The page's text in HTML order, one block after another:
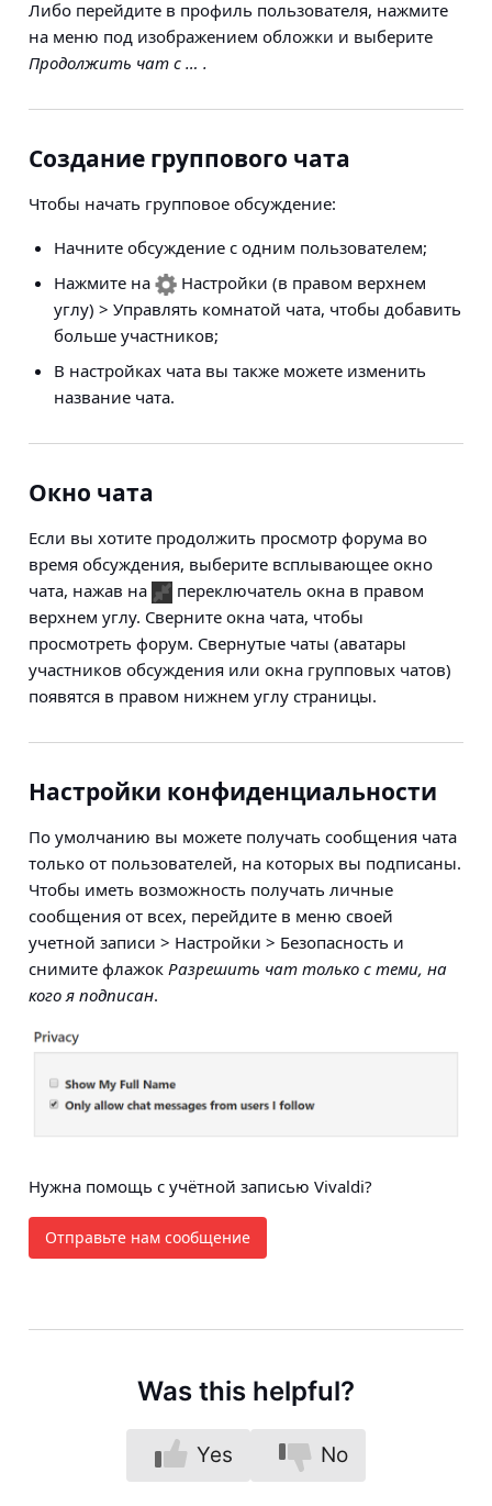
Либо перейдите в профиль пользователя, нажмите
на меню под изображением обложки и выберите
Продолжить чат с … .
Создание группового чата
Чтобы начать групповое обсуждение:
Начните обсуждение с одним пользователем;
Нажмите на
Настройки (в правом верхнем
углу) > Управлять комнатой чата, чтобы добавить
больше участников;
В настройках чата вы также можете изменить
название чата.
Окно чата
Если вы хотите продолжить просмотр форума во
время обсуждения, выберите всплывающее окно
чата, нажав на
переключатель окна в правом
верхнем углу. Сверните окна чата, чтобы
просмотреть форум. Свернутые чаты (аватары
участников обсуждения или окна групповых чатов)
появятся в правом нижнем углу страницы.
Настройки конфиденциальности
По умолчанию вы можете получать сообщения чата
только от пользователей, на которых вы подписаны.
Чтобы иметь возможность получать личные
сообщения от всех, перейдите в меню своей
учетной записи > Настройки > Безопасность и
снимите флажок Разрешить чат только с теми, на
кого я подписан.
Нужна помощь с учётной записью Vivaldi?
Отправьте нам сообщение
Was this helpful?
Yes No